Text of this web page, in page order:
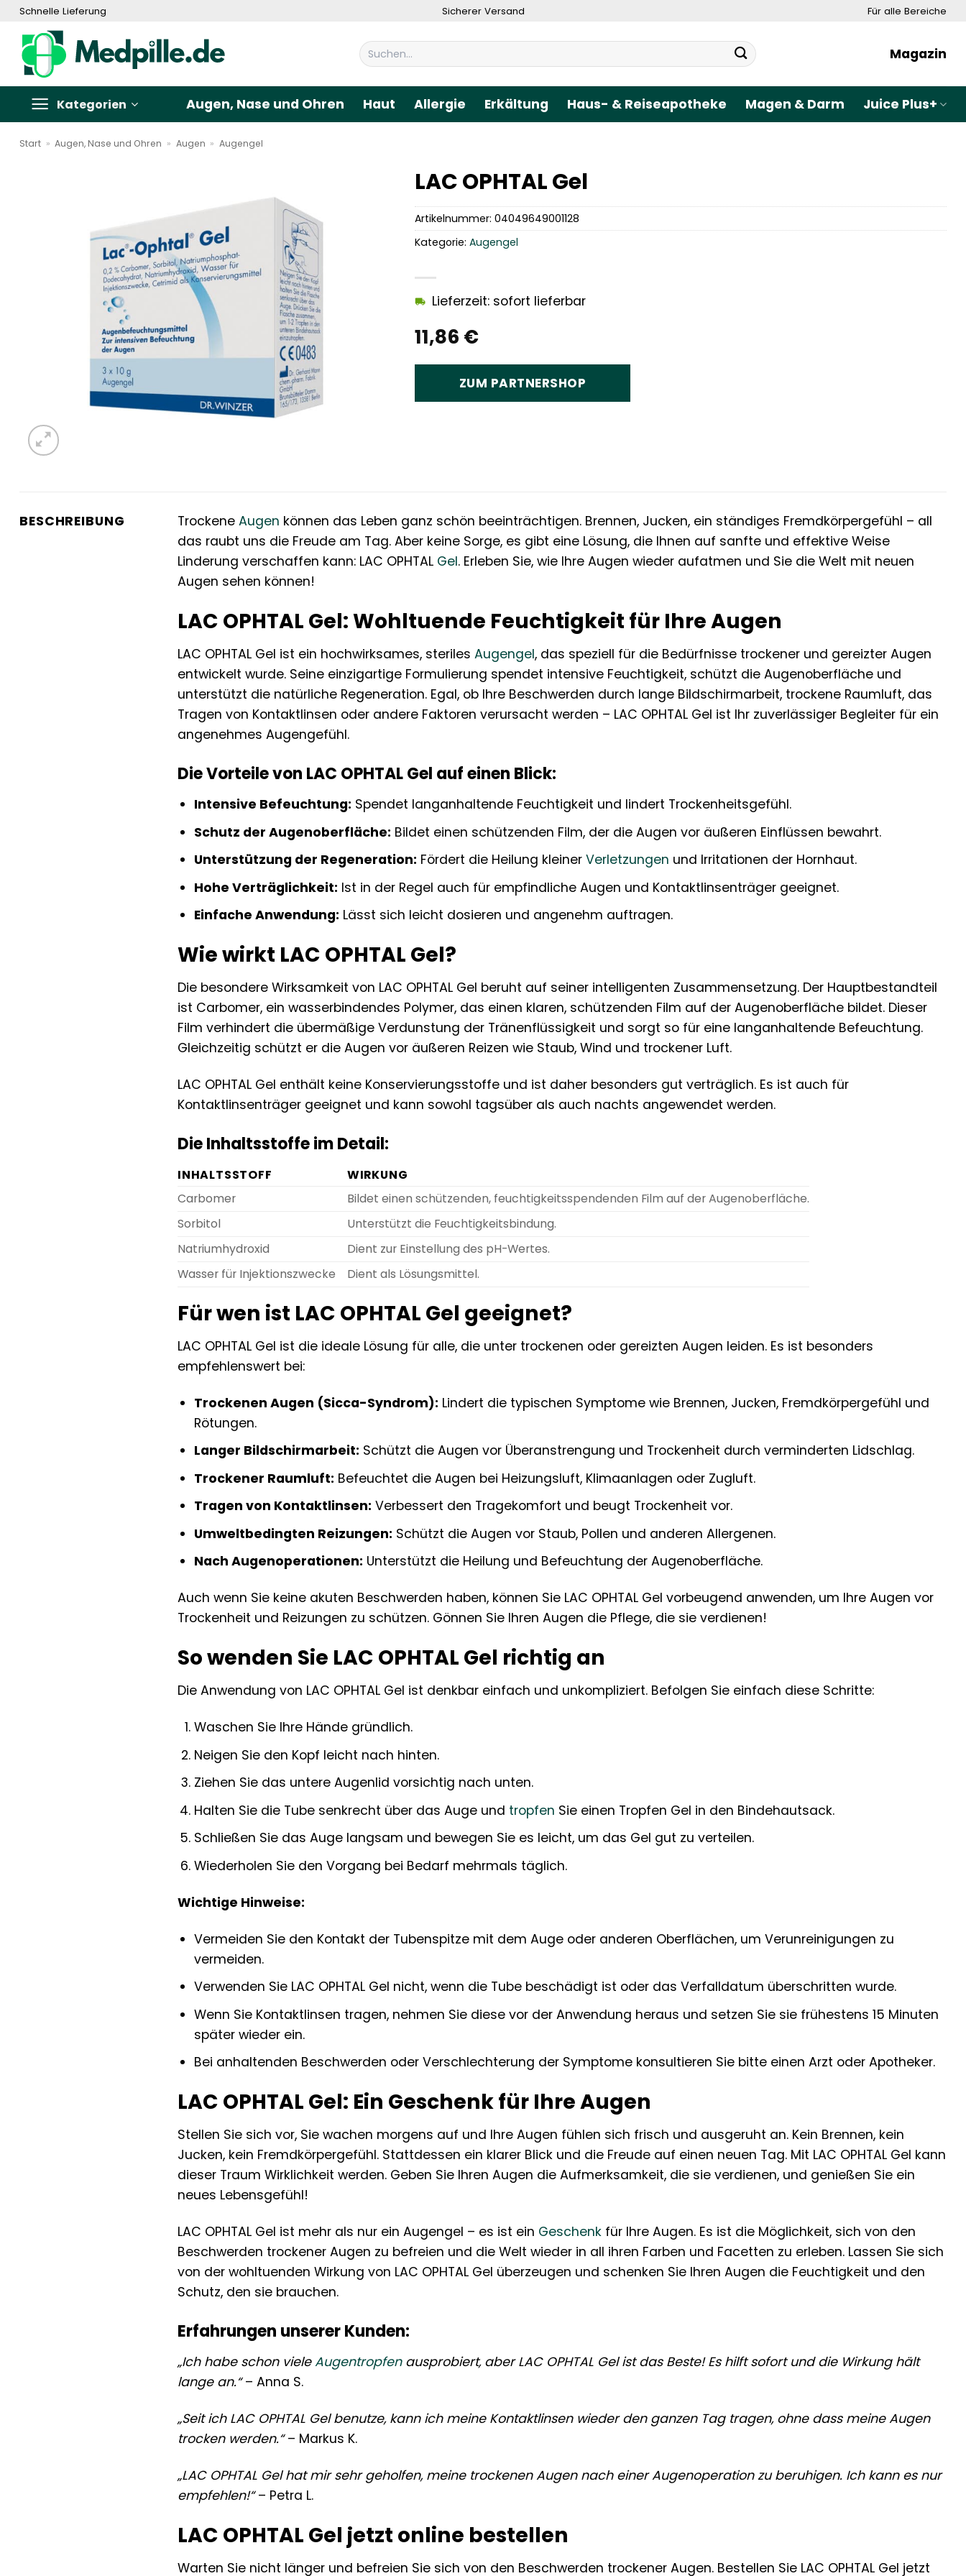
Zum
springen
Schnelle Lieferung Sicherer Versand Für alle Bereiche
Suchen
nach:
Magazin
Kategorien Augen, Nase und Ohren Haut Allergie Erkältung Haus- & Reiseapotheke Magen & Darm Juice Plus+
Start » Augen, Nase und Ohren » Augen » Augengel
LAC OPHTAL Gel
11,86 €
Lieferzeit: sofort lieferbar
ZUM PARTNERSHOP
Artikelnummer: 04049649001128
Kategorie: Augengel
BESCHREIBUNG Trockene Augen können das Leben ganz schön beeinträchtigen. Brennen, Jucken, ein ständiges Fremdkörpergefühl – all
das raubt uns die Freude am Tag. Aber keine Sorge, es gibt eine Lösung, die Ihnen auf sanfte und effektive Weise
Linderung verschaffen kann: LAC OPHTAL Gel. Erleben Sie, wie Ihre Augen wieder aufatmen und Sie die Welt mit neuen
Augen sehen können!
LAC OPHTAL Gel: Wohltuende Feuchtigkeit für Ihre Augen
LAC OPHTAL Gel ist ein hochwirksames, steriles Augengel, das speziell für die Bedürfnisse trockener und gereizter Augen
entwickelt wurde. Seine einzigartige Formulierung spendet intensive Feuchtigkeit, schützt die Augenoberfläche und
unterstützt die natürliche Regeneration. Egal, ob Ihre Beschwerden durch lange Bildschirmarbeit, trockene Raumluft, das
Tragen von Kontaktlinsen oder andere Faktoren verursacht werden – LAC OPHTAL Gel ist Ihr zuverlässiger Begleiter für ein
angenehmes Augengefühl.
Die Vorteile von LAC OPHTAL Gel auf einen Blick:
Intensive Befeuchtung: Spendet langanhaltende Feuchtigkeit und lindert Trockenheitsgefühl.
Schutz der Augenoberfläche: Bildet einen schützenden Film, der die Augen vor äußeren Einflüssen bewahrt.
Unterstützung der Regeneration: Fördert die Heilung kleiner Verletzungen und Irritationen der Hornhaut.
Hohe Verträglichkeit: Ist in der Regel auch für empfindliche Augen und Kontaktlinsenträger geeignet.
Einfache Anwendung: Lässt sich leicht dosieren und angenehm auftragen.
Wie wirkt LAC OPHTAL Gel?
Die besondere Wirksamkeit von LAC OPHTAL Gel beruht auf seiner intelligenten Zusammensetzung. Der Hauptbestandteil
ist Carbomer, ein wasserbindendes Polymer, das einen klaren, schützenden Film auf der Augenoberfläche bildet. Dieser
Film verhindert die übermäßige Verdunstung der Tränenflüssigkeit und sorgt so für eine langanhaltende Befeuchtung.
Gleichzeitig schützt er die Augen vor äußeren Reizen wie Staub, Wind und trockener Luft.
LAC OPHTAL Gel enthält keine Konservierungsstoffe und ist daher besonders gut verträglich. Es ist auch für
Kontaktlinsenträger geeignet und kann sowohl tagsüber als auch nachts angewendet werden.
Die Inhaltsstoffe im Detail:
INHALTSSTOFF
WIRKUNG
Carbomer
Bildet einen schützenden, feuchtigkeitsspendenden Film auf der Augenoberfläche.
Sorbitol
Unterstützt die Feuchtigkeitsbindung.
Natriumhydroxid
Dient zur Einstellung des pH-Wertes.
Wasser für Injektionszwecke
Dient als Lösungsmittel.
Für wen ist LAC OPHTAL Gel geeignet?
LAC OPHTAL Gel ist die ideale Lösung für alle, die unter trockenen oder gereizten Augen leiden. Es ist besonders
empfehlenswert bei:
Trockenen Augen (Sicca-Syndrom): Lindert die typischen Symptome wie Brennen, Jucken, Fremdkörpergefühl und
Rötungen.
Langer Bildschirmarbeit: Schützt die Augen vor Überanstrengung und Trockenheit durch verminderten Lidschlag.
Trockener Raumluft: Befeuchtet die Augen bei Heizungsluft, Klimaanlagen oder Zugluft.
Tragen von Kontaktlinsen: Verbessert den Tragekomfort und beugt Trockenheit vor.
Umweltbedingten Reizungen: Schützt die Augen vor Staub, Pollen und anderen Allergenen.
Nach Augenoperationen: Unterstützt die Heilung und Befeuchtung der Augenoberfläche.
Auch wenn Sie keine akuten Beschwerden haben, können Sie LAC OPHTAL Gel vorbeugend anwenden, um Ihre Augen vor
Trockenheit und Reizungen zu schützen. Gönnen Sie Ihren Augen die Pflege, die sie verdienen!
So wenden Sie LAC OPHTAL Gel richtig an
Die Anwendung von LAC OPHTAL Gel ist denkbar einfach und unkompliziert. Befolgen Sie einfach diese Schritte:
Waschen Sie Ihre Hände gründlich.
Neigen Sie den Kopf leicht nach hinten.
Ziehen Sie das untere Augenlid vorsichtig nach unten.
Halten Sie die Tube senkrecht über das Auge und tropfen Sie einen Tropfen Gel in den Bindehautsack.
Schließen Sie das Auge langsam und bewegen Sie es leicht, um das Gel gut zu verteilen.
Wiederholen Sie den Vorgang bei Bedarf mehrmals täglich.
Wichtige Hinweise:
Vermeiden Sie den Kontakt der Tubenspitze mit dem Auge oder anderen Oberflächen, um Verunreinigungen zu
vermeiden.
Verwenden Sie LAC OPHTAL Gel nicht, wenn die Tube beschädigt ist oder das Verfalldatum überschritten wurde.
Wenn Sie Kontaktlinsen tragen, nehmen Sie diese vor der Anwendung heraus und setzen Sie sie frühestens 15 Minuten
später wieder ein.
Bei anhaltenden Beschwerden oder Verschlechterung der Symptome konsultieren Sie bitte einen Arzt oder Apotheker.
LAC OPHTAL Gel: Ein Geschenk für Ihre Augen
Stellen Sie sich vor, Sie wachen morgens auf und Ihre Augen fühlen sich frisch und ausgeruht an. Kein Brennen, kein
Jucken, kein Fremdkörpergefühl. Stattdessen ein klarer Blick und die Freude auf einen neuen Tag. Mit LAC OPHTAL Gel kann
dieser Traum Wirklichkeit werden. Geben Sie Ihren Augen die Aufmerksamkeit, die sie verdienen, und genießen Sie ein
neues Lebensgefühl!
LAC OPHTAL Gel ist mehr als nur ein Augengel – es ist ein Geschenk für Ihre Augen. Es ist die Möglichkeit, sich von den
Beschwerden trockener Augen zu befreien und die Welt wieder in all ihren Farben und Facetten zu erleben. Lassen Sie sich
von der wohltuenden Wirkung von LAC OPHTAL Gel überzeugen und schenken Sie Ihren Augen die Feuchtigkeit und den
Schutz, den sie brauchen.
Erfahrungen unserer Kunden:
„Ich habe schon vieleAugentropfenausprobiert, aber LAC OPHTAL Gel ist das Beste! Es hilft sofort und die Wirkung hält
lange an.“– Anna S.
„Seit ich LAC OPHTAL Gel benutze, kann ich meine Kontaktlinsen wieder den ganzen Tag tragen, ohne dass meine Augen
trocken werden.“– Markus K.
„LAC OPHTAL Gel hat mir sehr geholfen, meine trockenen Augen nach einer Augenoperation zu beruhigen. Ich kann es nur
empfehlen!“– Petra L.
LAC OPHTAL Gel jetzt online bestellen
Warten Sie nicht länger und befreien Sie sich von den Beschwerden trockener Augen. Bestellen Sie LAC OPHTAL Gel jetzt